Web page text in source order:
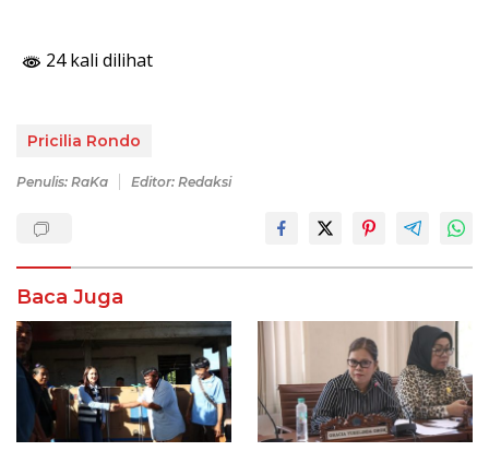
24 kali dilihat
Pricilia Rondo
Penulis: RaKa Editor: Redaksi
Baca Juga